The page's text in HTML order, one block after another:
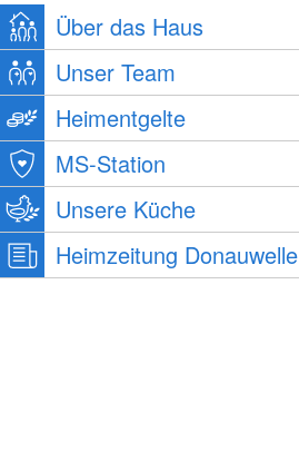
Über das Haus
Unser Team
Heimentgelte
MS-Station
Unsere Küche
Heimzeitung Donauwelle